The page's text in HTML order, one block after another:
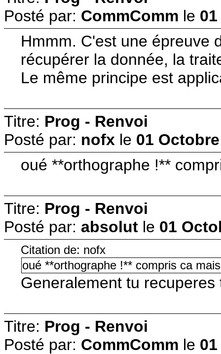
Posté par: CommComm le
Hmmm. C'est une épreuve
récupérer la donnée, la
Le même principe est
Titre: Prog - Renvoi
Posté par: nofx le 01
oué **orthographe !**
Titre: Prog - Renvoi
Posté par: absolut le 01
Citation de: nofx
oué **orthographe !** compris ca
Generalement tu
Titre: Prog - Renvoi
Posté par: CommComm le